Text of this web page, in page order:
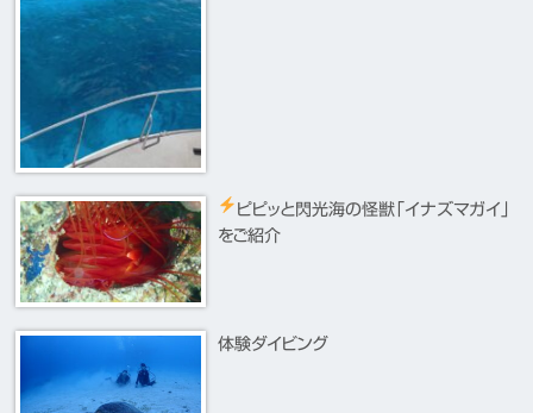
ピピッと閃光海の怪獣「イナズマガイ」
をご紹介
体験ダイビング